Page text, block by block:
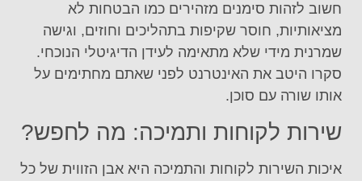
חשוב לזהות סימנים מזהירים כמו הבטחות לא
מציאותיות, חוסר שקיפות בתהליכים וחוזים, וגישה
שמרנית מידי שלא מתאימה לעידן הדיגיטלי הנוכחי.
סקרו היטב את האינטרנט לפני שאתם מחתימים על
אותו שורה עם סוכן.
שירות לקוחות ותמיכה: מה לחפש?
איכות השירות לקוחות והתמיכה היא אבן הזווית של כל